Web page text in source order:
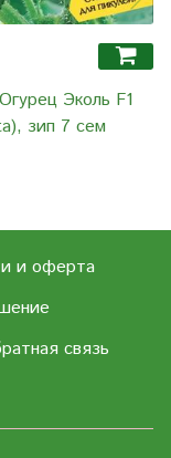
Эколь F1
зип 7 сем
и оферта
связь